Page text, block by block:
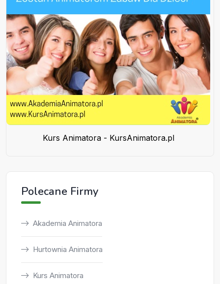
Kurs Animatora - KursAnimatora.pl
Polecane Firmy
Akademia Animatora
Hurtownia Animatora
Kurs Animatora